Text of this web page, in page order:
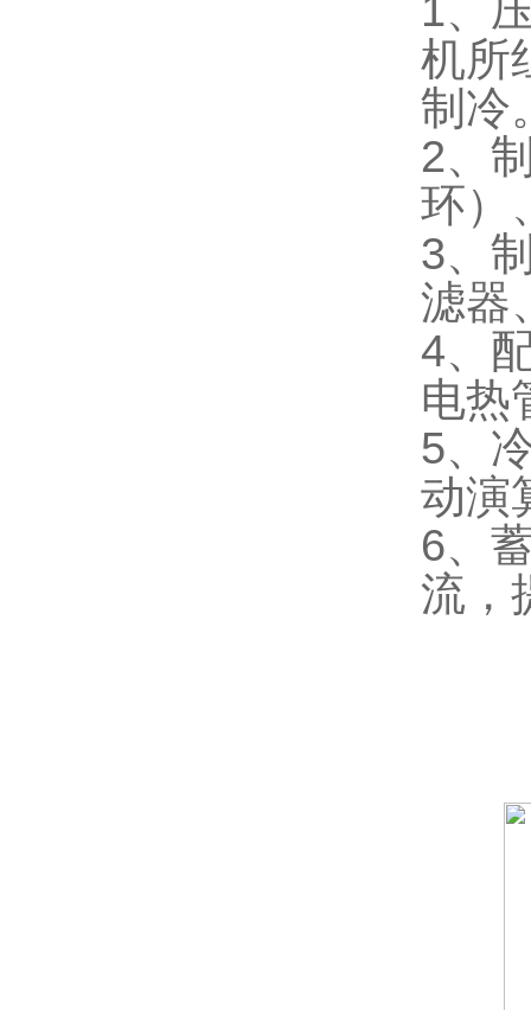
1、
机所
制冷
2、
环）
3、
滤器
4、
电热
5、
动演
6、
流，